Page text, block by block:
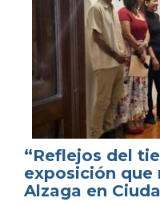
“Reflejos del
exposición que
Alzaga en